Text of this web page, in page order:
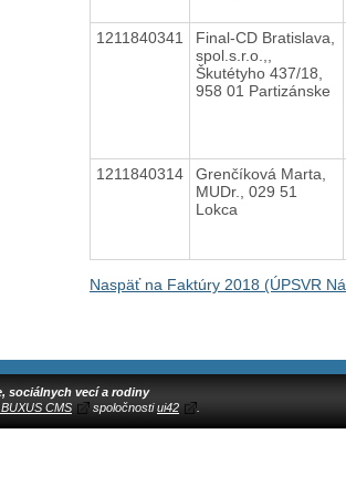
1211840341
Final-CD Bratislava,
spol.s.r.o.,,
Škutétyho 437/18,
958 01 Partizánske
1211840314
Grenčíková Marta,
MUDr., 029 51
Lokca
Naspäť na Faktúry 2018 (ÚPSVR
sociálnych vecí a rodiny
CMS spoločnostiui42